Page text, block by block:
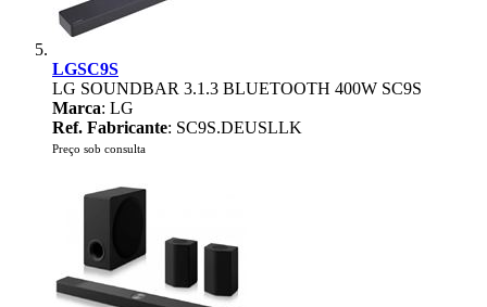
LGSC9S
LG SOUNDBAR 3.1.3 BLUETOOTH 400W SC9S
Marca: LG
Ref. Fabricante: SC9S.DEUSLLK
Preço sob consulta